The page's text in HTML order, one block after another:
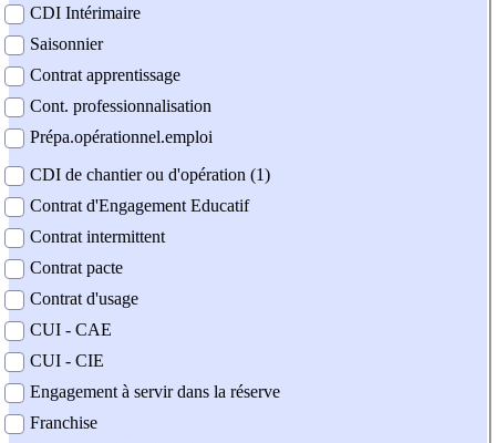
CDI Intérimaire
Saisonnier
Contrat apprentissage
Cont. professionnalisation
Prépa.opérationnel.emploi
CDI de chantier ou d'opération (1)
Contrat d'Engagement Educatif
Contrat intermittent
Contrat pacte
Contrat d'usage
CUI - CAE
CUI - CIE
Engagement à servir dans la réserve
Franchise